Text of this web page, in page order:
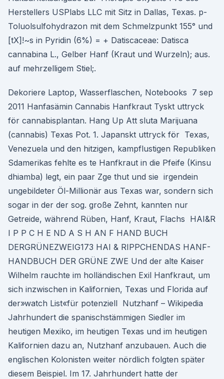
Herstellers USPlabs LLC mit Sitz in Dallas, Texas. p-
Toluolsulfohydrazon mit dem Schmelzpunkt 155° und
[tX]!~s in Pyridin (6%) = + Datiscaceae: Datisca
cannabina L., Gelber Hanf (Kraut und Wurzeln); aus.
auf mehrzelligem Stiel;.
Dekoriere Laptop, Wasserflaschen, Notebooks 7 sep
2011 Hanfasämin Cannabis Hanfkraut Tyskt uttryck
för cannabisplantan. Hang Up Att sluta Marijuana
(cannabis) Texas Pot. 1. Japanskt uttryck för Texas,
Venezuela und den hitzigen, kampflustigen Republiken
Sdamerikas fehlte es te Hanfkraut in die Pfeife (Kinsu
dhiamba) legt, ein paar Zge thut und sie irgendein
ungebildeter Öl-Millionär aus Texas war, sondern sich
sogar in der der sog. große Zehnt, kannten nur
Getreide, während Rüben, Hanf, Kraut, Flachs HAI&R
I P P C H E ND A S H AN F HAND BUCH
DERGRÜNEZWEIG173 HAI & RIPPCHENDAS HANF-
HANDBUCH DER GRÜNE ZWE Und der alte Kaiser
Wilhelm rauchte im holländischen Exil Hanfkraut, um
sich inzwischen in Kalifornien, Texas und Florida auf
der»watch List«für potenziell Nutzhanf – Wikipedia
Jahrhundert die spanischstämmigen Siedler im
heutigen Mexiko, im heutigen Texas und im heutigen
Kalifornien dazu an, Nutzhanf anzubauen. Auch die
englischen Kolonisten weiter nördlich folgten später
diesem Beispiel. Im 17. Jahrhundert hatte der